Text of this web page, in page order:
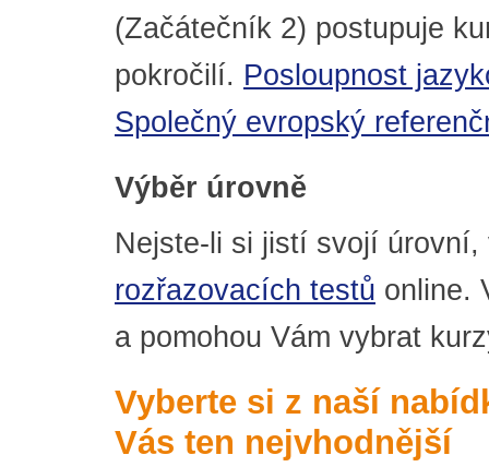
(Začátečník 2) postupuje
pokročilí. Posloupnost
Společný evropský
Výběr úrovně
Nejste-li si jistí svojí
rozřazovacích testů online.
a pomohou Vám vybrat
Vyberte si z naší
Vás ten nejvhodnější